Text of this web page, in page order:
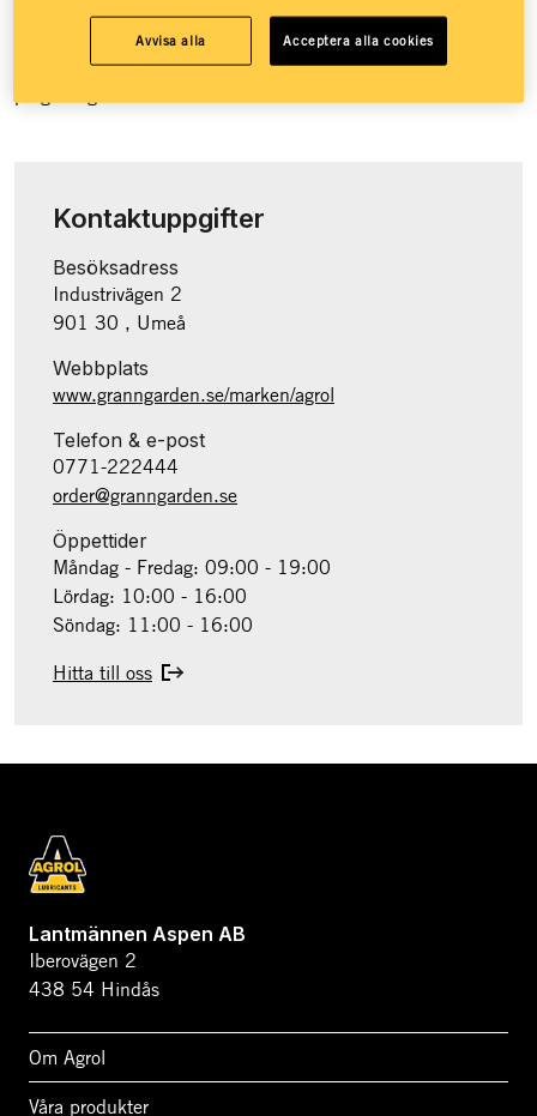
småländska landsbygden. Idag, mer än 140 år senare, har
Granngården över 100 butiker runt om i landet och e-handel
Kontaktuppgifter
Besöksadress
Industrivägen 2
901 30 , Umeå
Webbplats
www.granngarden.se/marken/agrol
Telefon & e-post
0771-222444
order@granngarden.se
Öppettider
Måndag - Fredag: 09:00 - 19:00
Lördag: 10:00 - 16:00
Söndag: 11:00 - 16:00
Hitta till oss
Lantmännen Aspen AB
Iberovägen 2
438 54 Hindås
Om Agrol
Våra produkter
Avvisa alla Acceptera alla cookies